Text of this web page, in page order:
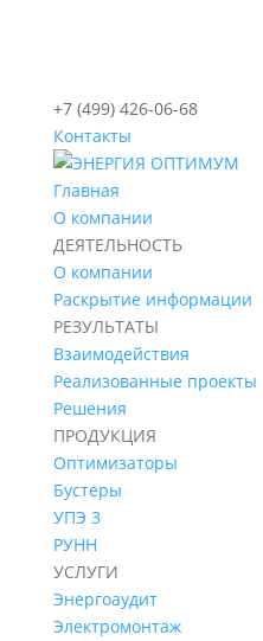
+7 (499) 426-06-68
Контакты
Главная
О компании
ДЕЯТЕЛЬНОСТЬ
О компании
Раскрытие информации
РЕЗУЛЬТАТЫ
Взаимодействия
Реализованные проекты
Решения
ПРОДУКЦИЯ
Оптимизаторы
Бустеры
УПЭ 3
РУНН
УСЛУГИ
Энергоаудит
Электромонтаж